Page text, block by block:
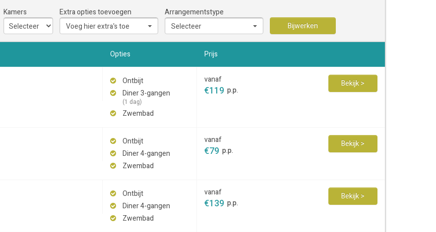
Kamers
Extra opties toevoegen
Voeg hier extra's toe
Arrangementstype
Selecteer
Bijwerken
Opties Prijs
Ontbijt
Diner 3-gangen
(1 dag)
Zwembad
vanaf
€119 p.p.
Bekijk >
Ontbijt
Diner 4-gangen
Zwembad
vanaf
€79 p.p.
Bekijk >
Ontbijt
Diner 4-gangen
Zwembad
vanaf
€139 p.p.
Bekijk >